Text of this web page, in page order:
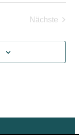
Nächste